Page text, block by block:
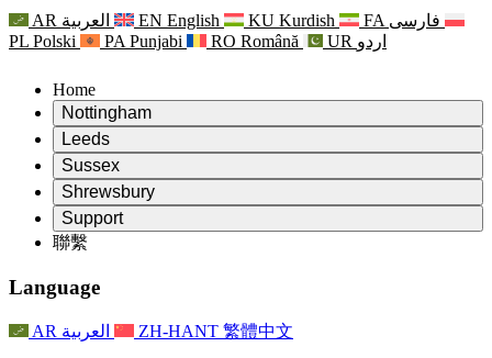
AR العربية EN English KU Kurdish FA فارسی
PL Polski PA Punjabi RO Română UR اردو
Home
Nottingham
Review
評審主席
獨立審核小組
職權範圍
獨立審查最終報告
常見問題
For Families
最新消息
Leeds
Review
評審主席
獨立審核小組
職權範圍
聯繫
家庭心理支持
家庭更新
事件
Sussex
Review
評審主席
獨立審核小組
職權範圍
聯繫
For Families
家庭心理支持
家庭更新
Shrewsbury
Review
產科複查的職權範圍
Reports
獨立審查的最終報告
獨立審查報告的首次報告
For Families
Support
Leeds
Nottingham
家庭心理支援服務
心理健康危機支援
聯繫
Language
AR العربية ZH-HANT 繁體中文